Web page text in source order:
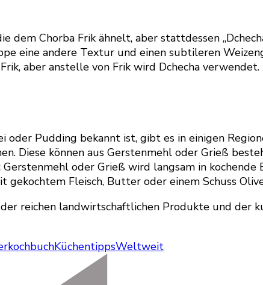
dem Chorba Frik ähnelt, aber stattdessen
eine andere Textur und einen subtileren
aber anstelle von Frik wird Dchecha
oder Pudding bekannt ist, gibt es in einigen
Diese können aus Gerstenmehl oder Grieß
Gerstenmehl oder Grieß wird langsam in
gekochtem Fleisch, Butter oder einem Schuss
reichen landwirtschaftlichen Produkte und der
kochbuchKüchentippsWeltweit